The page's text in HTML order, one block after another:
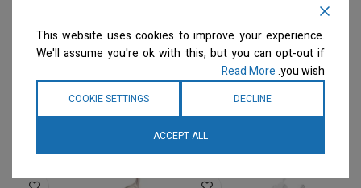
This website uses cookies to improve your experience.
We'll assume you're ok with this, but you can opt-out if
you wish.
Read More
DECLINE
COOKIE SETTINGS
ACCEPT ALL